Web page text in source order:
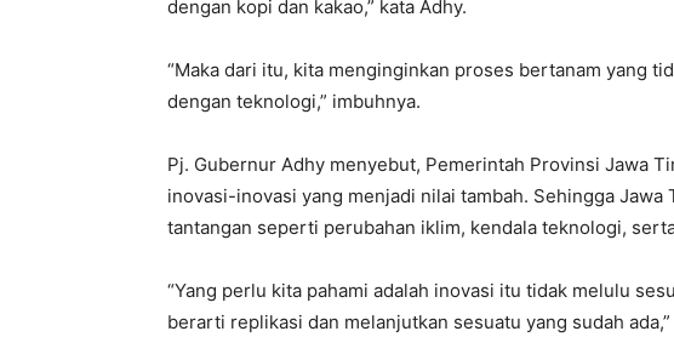
dengan kopi dan kakao,” kata Adhy.
“Maka dari itu, kita menginginkan proses bertanam yang
dengan teknologi,” imbuhnya.
Pj. Gubernur Adhy menyebut, Pemerintah Provinsi Jawa
inovasi-inovasi yang menjadi nilai tambah. Sehingga Jawa
tantangan seperti perubahan iklim, kendala teknologi,
“Yang perlu kita pahami adalah inovasi itu tidak melulu
berarti replikasi dan melanjutkan sesuatu yang sudah